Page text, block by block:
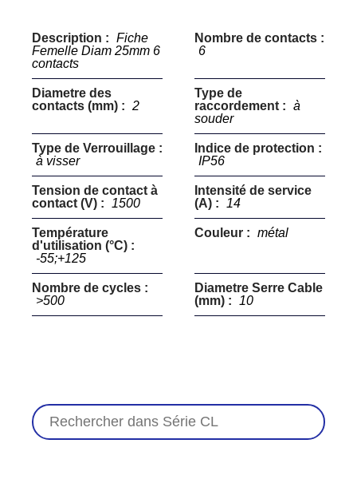
Description : Fiche
Femelle Diam 25mm 6
contacts
Nombre de contacts :
6
Diametre des
contacts (mm) : 2
Type de
raccordement : à
souder
Type de Verrouillage :
à visser
Indice de protection :
IP56
Tension de contact à
contact (V) :
1500
Intensité de service
(A) :
14
Température
d'utilisation (°C) :
-55;+125
Couleur : métal
Nombre de cycles :
>500
Diametre Serre Cable
(mm) :
10